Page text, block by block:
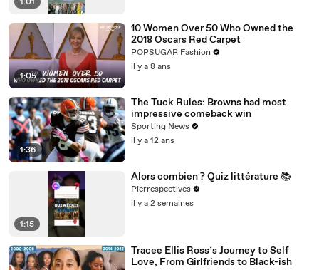
1:05
10 Women Over 50 Who Owned the
2018 Oscars Red Carpet
POPSUGAR Fashion
il y a 8 ans
1:36
The Tuck Rules: Browns had most
impressive comeback win
Sporting News
il y a 12 ans
1:15
Alors combien ? Quiz littérature 📚
Pierrespectives
il y a 2 semaines
Tracee Ellis Ross’s Journey to Self
Love, From Girlfriends to Black-ish